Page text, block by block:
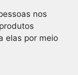
nos
elas por meio